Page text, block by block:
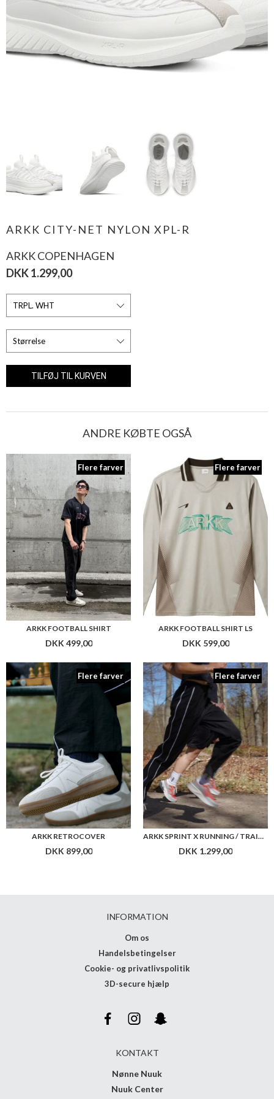
ARKK CITY-NET NYLON XPL-R
ARKK COPENHAGEN
DKK 1.299,00
ANDRE KØBTE OGSÅ
Flere farver
ARKK FOOTBALL SHIRT
DKK 499,00
Flere farver
ARKK FOOTBALL SHIRT LS
DKK 599,00
Flere farver
ARKK RETROCOVER
DKK 899,00
Flere farver
ARKK SPRINT X RUNNING / TRAINING SHOES
DKK 1.299,00
INFORMATION
Om os
Handelsbetingelser
Cookie- og privatlivspolitik
3D-secure hjælp
KONTAKT
Nønne Nuuk
Nuuk Center